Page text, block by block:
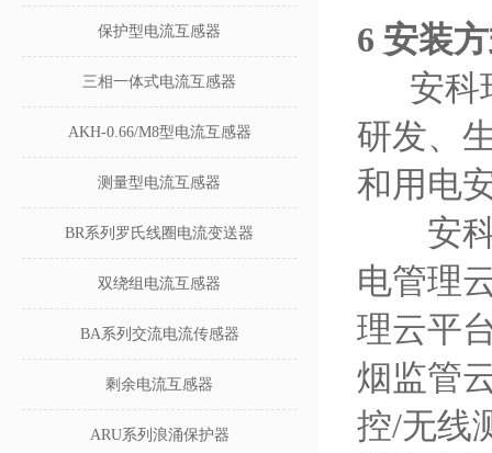
保护型电流互感器
三相一体式电流互感器
AKH-0.66/M8型电流互感器
测量型电流互感器
BR系列罗氏线圈电流变送器
双绕组电流互感器
BA系列交流电流传感器
剩余电流互感器
ARU系列浪涌保护器
6 安装
安科
研发、
和用电
安科
电管理
理云平
烟监管
控/无线